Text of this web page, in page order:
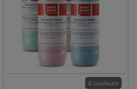
4 couleurs